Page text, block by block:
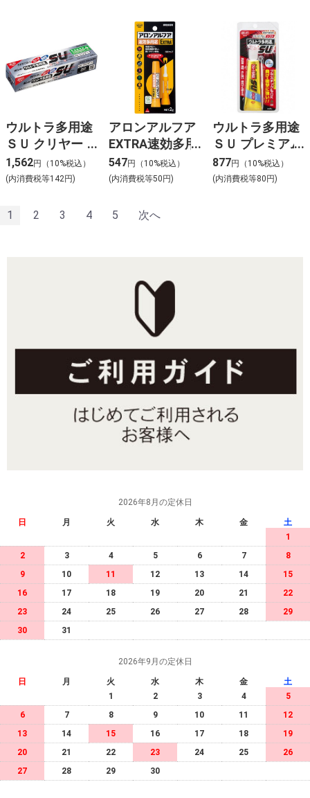
ウルトラ多用途
ＳＵ クリヤー
120ml
1,562円（10%税込）
(内消費税等142円)
アロンアルフア
EXTRA速効多用
途2g
547円（10%税込）
(内消費税等50円)
ウルトラ多用途
ＳＵ プレミアム
ソフト 25ｍL
877円（10%税込）
(内消費税等80円)
1 2 3 4 5 次へ
2026年8月の定休日
日 月 火 水 木 金
土
1
2
3 4 5 6 7
8
9
10 11 12 13 14
15
16
17 18 19 20 21
22
23
24 25 26 27 28
29
30
31
2026年9月の定休日
日 月 火 水 木 金
土
1
2 3 4
5
6
7 8 9 10 11
12
13
14 15 16 17 18
19
20
21 22 23 24 25
26
27
28 29 30